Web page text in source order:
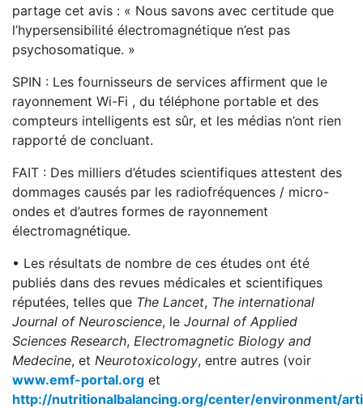
partage cet avis : « Nous savons avec certitude que
l’hypersensibilité électromagnétique n’est pas
psychosomatique. »
SPIN : Les fournisseurs de services affirment que le
rayonnement Wi-Fi , du téléphone portable et des
compteurs intelligents est sûr, et les médias n’ont rien
rapporté de concluant.
FAIT : Des milliers d’études scientifiques attestent des
dommages causés par les radiofréquences / micro-
ondes et d’autres formes de rayonnement
électromagnétique.
• Les résultats de nombre de ces études ont été
publiés dans des revues médicales et scientifiques
réputées, telles que The Lancet, The international
Journal of Neuroscience, le Journal of Applied
Sciences Research, Electromagnetic Biology and
Medecine, et Neurotoxicology, entre autres (voir
www.emf-portal.org et
http://nutritionalbalancing.org/center/environment/